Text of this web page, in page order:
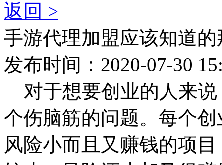
返回 >
手游代理加盟应该知道的
发布时间：2020-07-30
对于想要创业的人来
个伤脑筋的问题。每个
风险小而且又赚钱的项